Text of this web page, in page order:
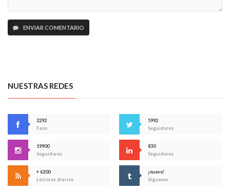
ENVIAR COMENTARIO
NUESTRAS REDES
2292
Fans
5992
Seguidores
19900
Seguidores
830
Seguidores
+ 6200
Lectores diarios
¡nuevo!
Síguenos